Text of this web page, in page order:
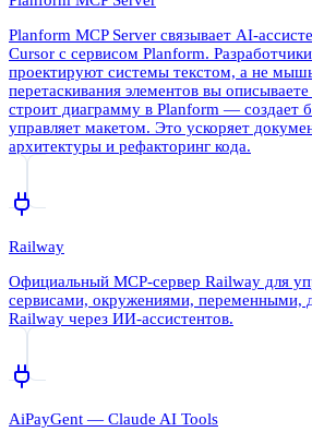
Planform MCP Server связывает AI-
Cursor с сервисом Planform.
проектируют системы текстом, а не
перетаскивания элементов вы
строит диаграмму в Planform — создает
управляет макетом. Это ускоряет
архитектуры и рефакторинг кода.
Railway
Официальный MCP-сервер Railway для
сервисами, окружениями, переменными,
Railway через ИИ-ассистентов.
AiPayGent — Claude AI Tools